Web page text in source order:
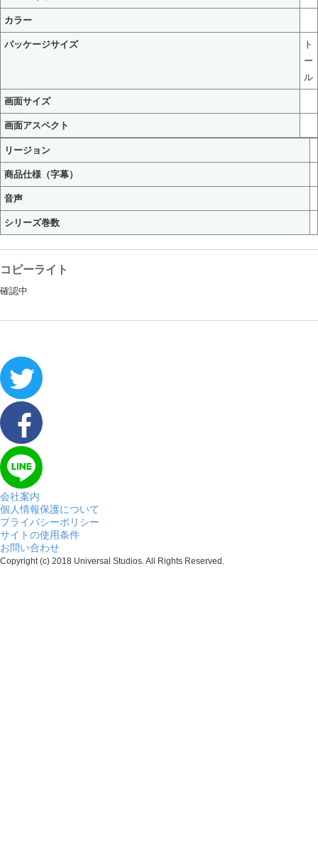
カラー
パッケージサイズ
ト
ー
ル
画面サイズ
画面アスペクト
リージョン
商品仕様（字幕）
音声
シリーズ巻数
コピーライト
確認中
会社案内
個人情報保護について
プライバシーポリシー
サイトの使用条件
お問い合わせ
Copyright (c) 2018 Universal Studios. All Rights Reserved.